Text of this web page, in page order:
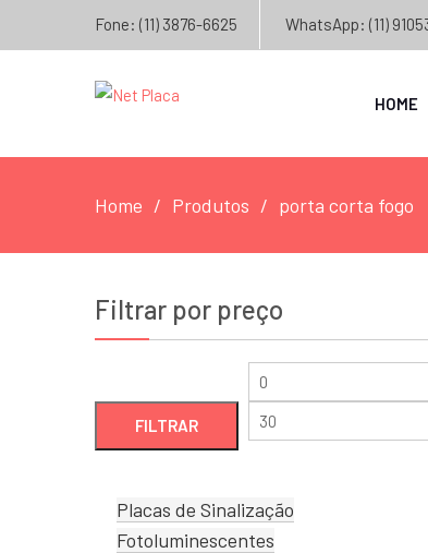
Fone: (11) 3876-6625 WhatsApp: (11)
HOME
Home Produtos porta corta fogo
Filtrar por preço
Preço
FILTRAR
Placas de Sinalização
Fotoluminescentes